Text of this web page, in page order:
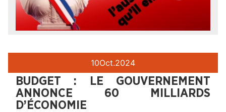
10Oct.2024
BUDGET : LE GOUVERNEMENT
ANNONCE 60 MILLIARDS
D’ÉCONOMIE